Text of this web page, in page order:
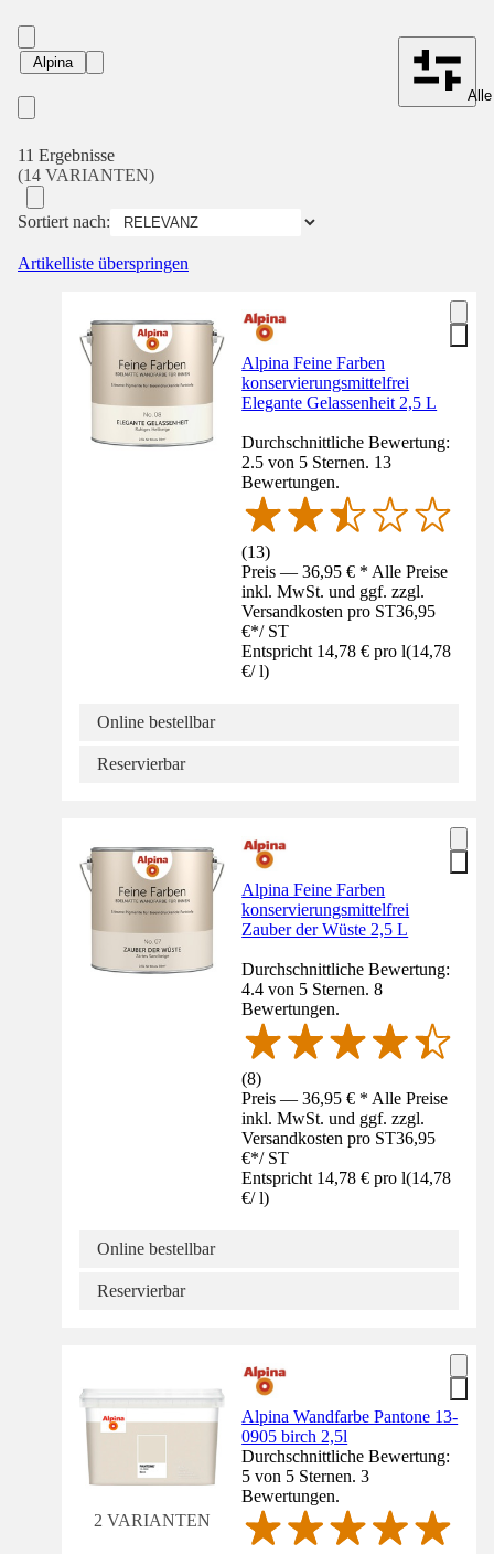
Alpina
11 Ergebnisse
(14 VARIANTEN)
Sortiert nach:
Artikelliste überspringen
Alpina Feine Farben
konservierungsmittelfrei
Elegante Gelassenheit 2,5 L
Durchschnittliche Bewertung:
2.5 von 5 Sternen. 13
Bewertungen.
(13)
Preis — 36,95 € * Alle Preise
inkl. MwSt. und ggf. zzgl.
Versandkosten pro ST36,95
€*/ ST
Entspricht 14,78 € pro l(14,78
€/ l)
Online bestellbar
Reservierbar
Alpina Feine Farben
konservierungsmittelfrei
Zauber der Wüste 2,5 L
Durchschnittliche Bewertung:
4.4 von 5 Sternen. 8
Bewertungen.
(8)
Preis — 36,95 € * Alle Preise
inkl. MwSt. und ggf. zzgl.
Versandkosten pro ST36,95
€*/ ST
Entspricht 14,78 € pro l(14,78
€/ l)
Online bestellbar
Reservierbar
2 VARIANTEN
Alpina Wandfarbe Pantone 13-
0905 birch 2,5l
Durchschnittliche Bewertung:
5 von 5 Sternen. 3
Bewertungen.